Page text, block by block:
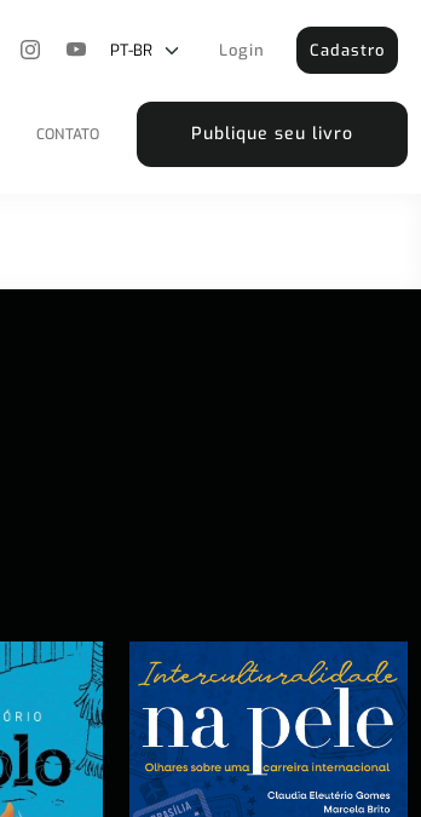
CONTATO Publique seu livro
Login Cadastro